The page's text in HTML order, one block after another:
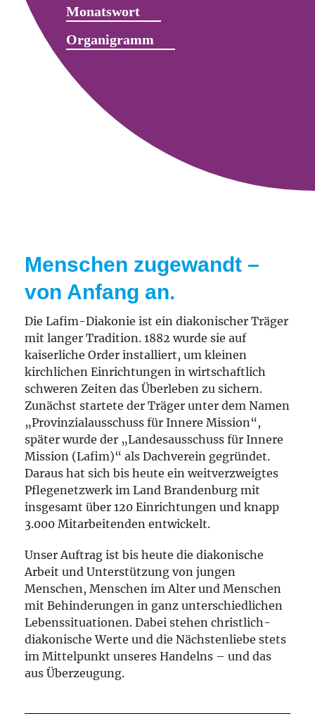
Menschen zugewandt –
von Anfang an.
Die Lafim-Diakonie ist ein diakonischer Träger
mit langer Tradition. 1882 wurde sie auf
kaiserliche Order installiert, um kleinen
kirchlichen Einrichtungen in wirtschaftlich
schweren Zeiten das Überleben zu sichern.
Zunächst startete der Träger unter dem Namen
„Provinzialausschuss für Innere Mission“,
später wurde der „Landesausschuss für Innere
Mission (Lafim)“ als Dachverein gegründet.
Daraus hat sich bis heute ein weitverzweigtes
Pflegenetzwerk im Land Brandenburg mit
insgesamt über 120 Einrichtungen und knapp
3.000 Mitarbeitenden entwickelt.
Unser Auftrag ist bis heute die diakonische
Arbeit und Unterstützung von jungen
Menschen, Menschen im Alter und Menschen
mit Behinderungen in ganz unterschiedlichen
Lebenssituationen. Dabei stehen christlich-
diakonische Werte und die Nächstenliebe stets
im Mittelpunkt unseres Handelns – und das
aus Überzeugung.
Monatswort
Organigramm